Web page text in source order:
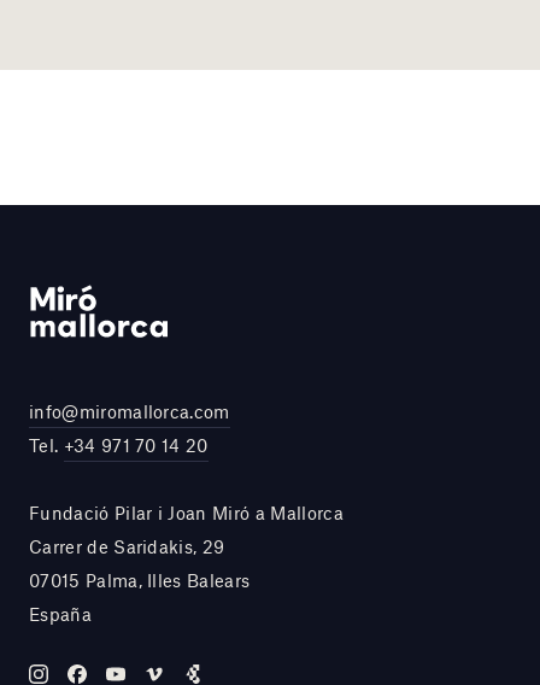
info@miromallorca.com
Tel. +34 971 70 14 20
Fundació Pilar i Joan Miró a Mallorca
Carrer de Saridakis, 29
07015 Palma, Illes Balears
España